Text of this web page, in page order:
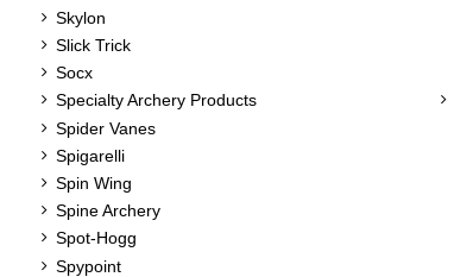
Skylon
Slick Trick
Socx
Specialty Archery Products
Spider Vanes
Spigarelli
Spin Wing
Spine Archery
Spot-Hogg
Spypoint